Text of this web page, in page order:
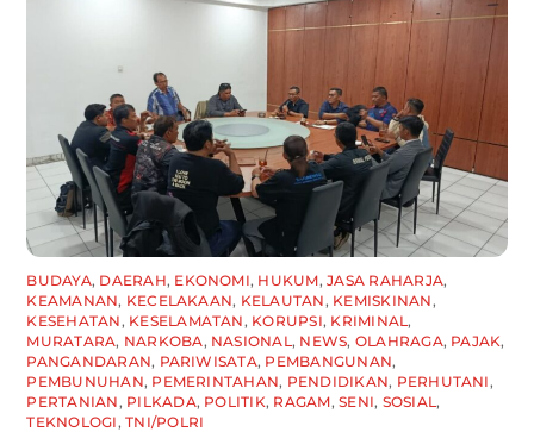
BUDAYA, DAERAH, EKONOMI, HUKUM,JASA RAHARJA,
KEAMANAN, KECELAKAAN, KELAUTAN , KEMISKINAN ,
KESEHATAN , KESELAMATAN , KORUPSI, KRIMINAL ,
MURATARA, NARKOBA, NASIONAL , NEWS, OLAHRAGA, PAJAK,
PANGANDARAN, PARIWISATA, PEMBANGUNAN,
PEMBUNUHAN, PEMERINTAHAN, PENDIDIKAN, PERHUTANI ,
PERTANIAN , PILKADA, POLITIK, RAGAM,SENI, SOSIAL ,
TEKNOLOGI ,TNI/POLRI